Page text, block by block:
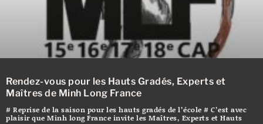
Rendez-vous pour les Hauts Gradés, Experts et
Maîtres de Minh Long France
# Reprise de la saison pour les hauts gradés de l’école # C’est avec
plaisir que Minh long France invite les Maîtres, Experts et Hauts